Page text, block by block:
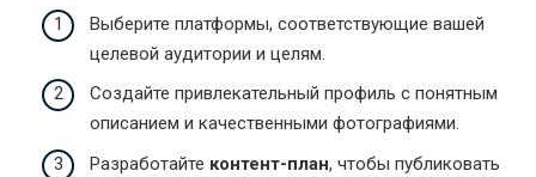
Выберите платформы, соответствующие вашей
целевой аудитории и целям.
Создайте привлекательный профиль с понятным
описанием и качественными фотографиями.
Разработайте контент-план, чтобы публиковать